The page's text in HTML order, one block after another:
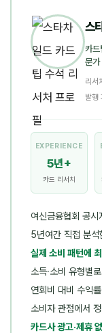
스
카드
문가
리서
발행
EXPERIENCE
5년+
카드 리서치
여신금융협회 공시
5년여간 직접 분석
실제 소비 패턴에
소득·소비 유형별
연회비 대비 수익
소비자 관점에서
카드사 광고·제휴